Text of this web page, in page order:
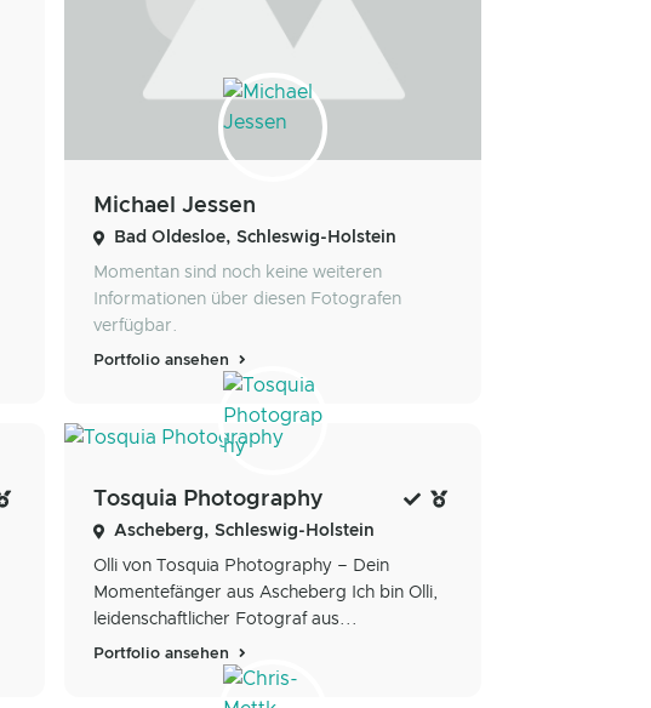
Michael Jessen
Bad Oldesloe, Schleswig-Holstein
Momentan sind noch keine weiteren
Informationen über diesen Fotografen
verfügbar.
Portfolio ansehen
Tosquia Photography
Ascheberg, Schleswig-Holstein
Olli von Tosquia Photography – Dein
Momentefänger aus Ascheberg Ich bin Olli,
leidenschaftlicher Fotograf aus...
Portfolio ansehen